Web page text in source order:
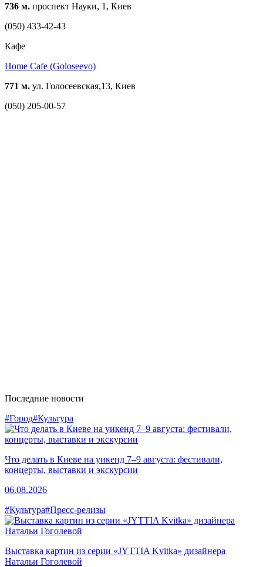
736 м. проспект Науки, 1, Киев
(050) 433-42-43
Кафе
Home Cafe (Goloseevo)
771 м. ул. Голосеевская,13, Киев
(050) 205-00-57
Последние новости
#Город#Культура
Что делать в Киеве на уикенд 7–9 августа: фестивали,
концерты, выставки и экскурсии
06.08.2026
#Культура#Пресс-релизы
Выставка картин из серии «JYTTIA Kvitka» дизайнера
Натальи Гоголевой